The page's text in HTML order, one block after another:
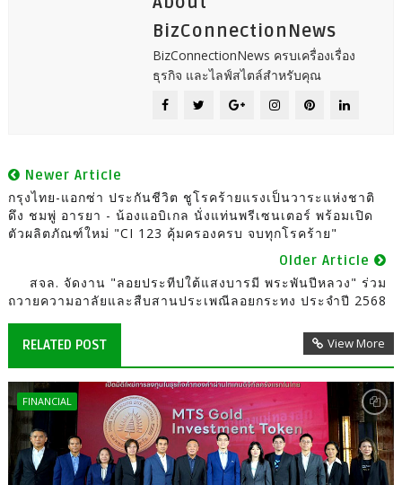
BizConnectionNews
BizConnectionNews ครบเครื่องเรื่อง
ธุรกิจ และไลฟ์สไตล์สำหรับคุณ
Newer Article
กรุงไทย-แอกซ่า ประกันชีวิต ชูโรคร้ายแรงเป็นวาระแห่งชาติ
ดึง ชมพู่ อารยา - น้องแอบิเกล นั่งแท่นพรีเซนเตอร์ พร้อมเปิด
ตัวผลิตภัณฑ์ใหม่ "CI 123 คุ้มครองครบ จบทุกโรคร้าย"
Older Article
สจล. จัดงาน "ลอยประทีปใต้แสงบารมี พระพันปีหลวง" ร่วม
ถวายความอาลัยและสืบสานประเพณีลอยกระทง ประจำปี 2568
RELATED POST View More
FINANCIAL